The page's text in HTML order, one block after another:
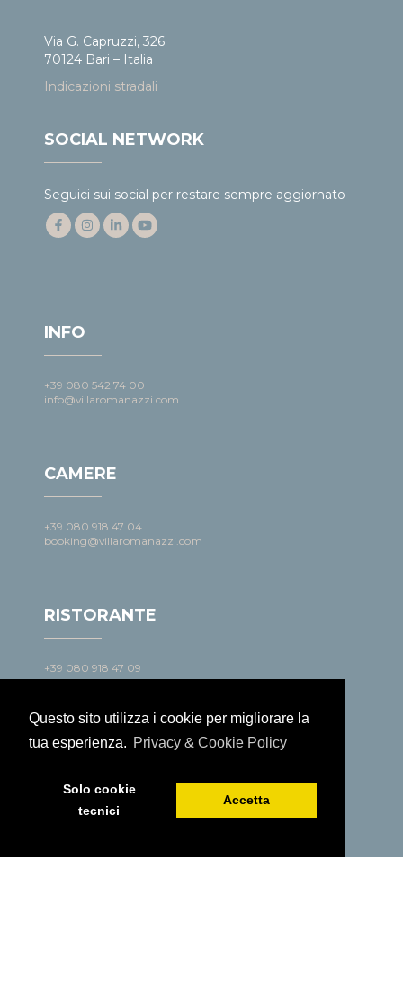
Questo sito utilizza i cookie per migliorare la
tua esperienza. Privacy & Cookie Policy
Solo cookie
tecnici
Accetta
Via G. Capruzzi, 326
70124 Bari – Italia
Indicazioni stradali
SOCIAL NETWORK
Seguici sui social per restare sempre aggiornato
INFO
+39 080 542 74 00
info@villaromanazzi.com
CAMERE
+39 080 918 47 04
booking@villaromanazzi.com
RISTORANTE
+39 080 918 47 09
ristorante@villaromanazzi.com
MEETING
+39 080 918 47 21